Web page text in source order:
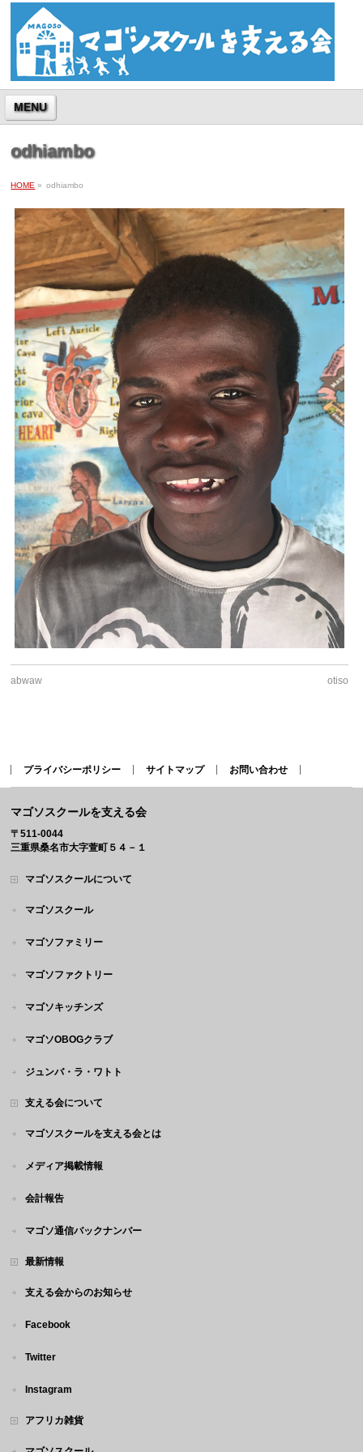
MENU
odhiambo
HOME » odhiambo
abwaw otiso
プライバシーポリシー サイトマップ お問い合わせ
マゴソスクールを支える会
〒511-0044
三重県桑名市大字萱町５４－１
マゴソスクールについて
マゴソスクール
マゴソファミリー
マゴソファクトリー
マゴソキッチンズ
マゴソOBOGクラブ
ジュンバ・ラ・ワトト
支える会について
マゴソスクールを支える会とは
メディア掲載情報
会計報告
マゴソ通信バックナンバー
最新情報
支える会からのお知らせ
Facebook
Twitter
Instagram
アフリカ雑貨